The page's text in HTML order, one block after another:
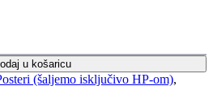
u košaricu
(šaljemo isključivo HP-om),